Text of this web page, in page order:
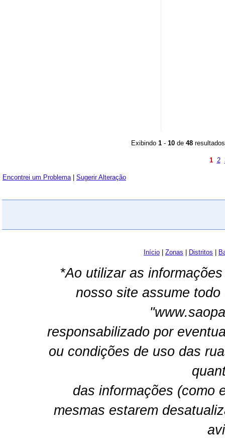
Exibindo 1 - 10 de 48
1 2
Encontrei um Problema| Sugerir Alteração
Início Zonas Distritos
*Ao utilizar as
nosso site assume
responsabilizado por
ou condições de uso das
das informações (como
mesmas estarem